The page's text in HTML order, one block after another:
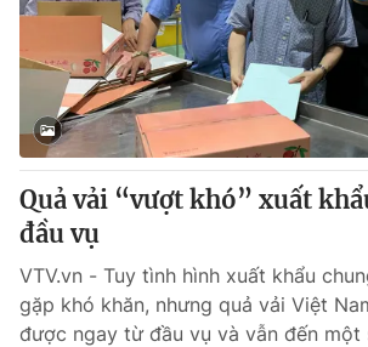
Quả vải “vượt khó” xuất
đầu vụ
VTV.vn - Tuy tình hình xuất khẩu
gặp khó khăn, nhưng quả vải Việt
được ngay từ đầu vụ và vẫn đến một